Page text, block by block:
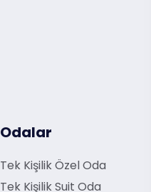
Odalar
Tek Kişilik Özel Oda
Tek Kişilik Suit Oda